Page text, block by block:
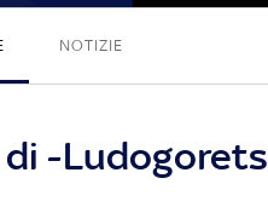
NOTIZIE
-Ludogorets